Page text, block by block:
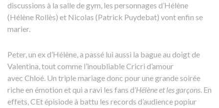
discus­sions à la salle de gym, les person­nages d’Hé­lène
(Hélène Rollès) et Nico­las (Patrick Puyde­bat) vont enfin se
marier.
Peter, un ex d’Hé­lène, a passé lui aussi la bague au doigt de
Valentina, tout comme l’inou­bliable Cricri d’amour
avec Chloé. Un triple mariage donc pour une grande soirée
riche en émotion et qui a ravi les fans d’Hélène et les garçons. En
effets, CEt épisiode à battu les records d’audience popiur